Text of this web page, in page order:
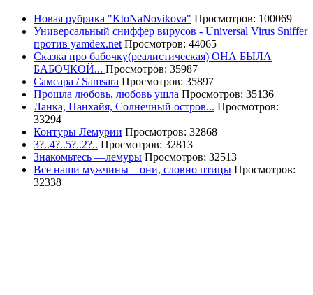
Новая рубрика "KtoNaNovikova" Просмотров: 100069
Универсальный сниффер вирусов - Universal Virus Sniffer
против yamdex.net Просмотров: 44065
Сказка про бабочку(реалистическая) ОНА БЫЛА
БАБОЧКОЙ... Просмотров: 35987
Самсара / Samsara Просмотров: 35897
Прошла любовь, любовь ушла Просмотров: 35136
Ланка, Панхайя, Солнечный остров... Просмотров:
33294
Контуры Лемурии Просмотров: 32868
3?..4?..5?..2?.. Просмотров: 32813
Знакомьтесь —лемуры Просмотров: 32513
Все наши мужчины – они, словно птицы Просмотров:
32338